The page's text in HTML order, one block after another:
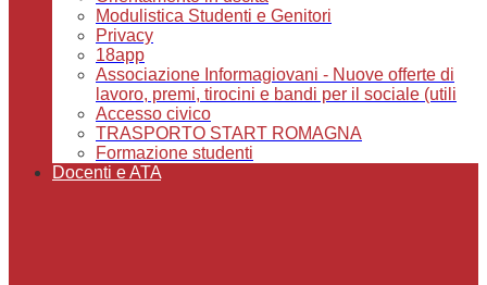
Modulistica Studenti e Genitori
Privacy
18app
Associazione Informagiovani - Nuove offerte di
lavoro, premi, tirocini e bandi per il sociale (utili
Accesso civico
TRASPORTO START ROMAGNA
Formazione studenti
Docenti e ATA